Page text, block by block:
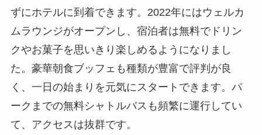
ずにホテルに到着できます。2022年にはウェルカ
ムラウンジがオープンし、宿泊者は無料でドリン
クやお菓子を思いきり楽しめるようになりまし
た。豪華朝食ブッフェも種類が豊富で評判が良
く、一日の始まりを元気にスタートできます。パ
ークまでの無料シャトルバスも頻繁に運行してい
て、アクセスは抜群です。